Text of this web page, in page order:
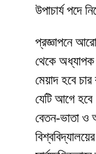
উপাচার্য পদে
প্রজ্ঞাপনে
থেকে অধ্যাপক
মেয়াদ হবে
যেটি আগে
বেতন-ভাতা ও